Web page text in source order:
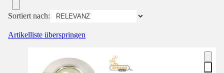
Sortiert nach:
Artikelliste überspringen